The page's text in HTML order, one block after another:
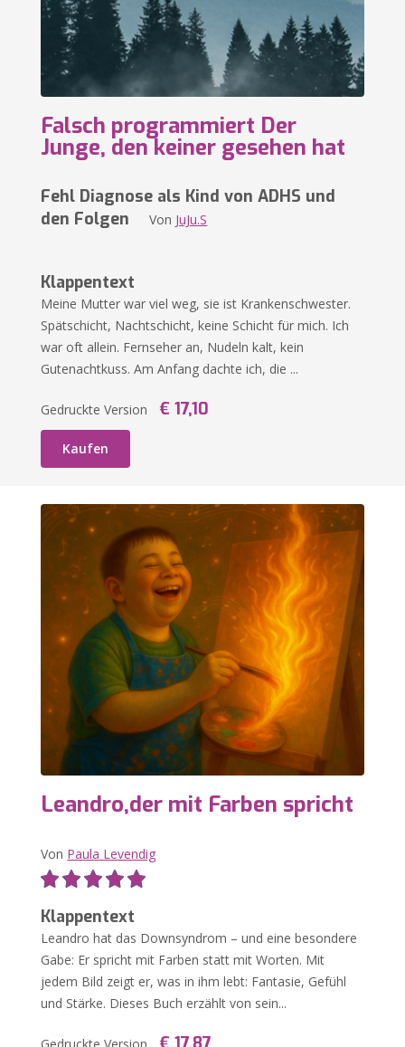
Falsch programmiert Der
Junge, den keiner gesehen hat
Fehl Diagnose als Kind von ADHS und
den Folgen Von JuJu.S
Klappentext
Meine Mutter war viel weg, sie ist Krankenschwester.
Spätschicht, Nachtschicht, keine Schicht für mich. Ich
war oft allein. Fernseher an, Nudeln kalt, kein
Gutenachtkuss. Am Anfang dachte ich, die ...
Gedruckte Version € 17,10
Kaufen
Leandro,der mit Farben spricht
Von Paula Levendig
Klappentext
Leandro hat das Downsyndrom – und eine besondere
Gabe: Er spricht mit Farben statt mit Worten. Mit
jedem Bild zeigt er, was in ihm lebt: Fantasie, Gefühl
und Stärke. Dieses Buch erzählt von sein...